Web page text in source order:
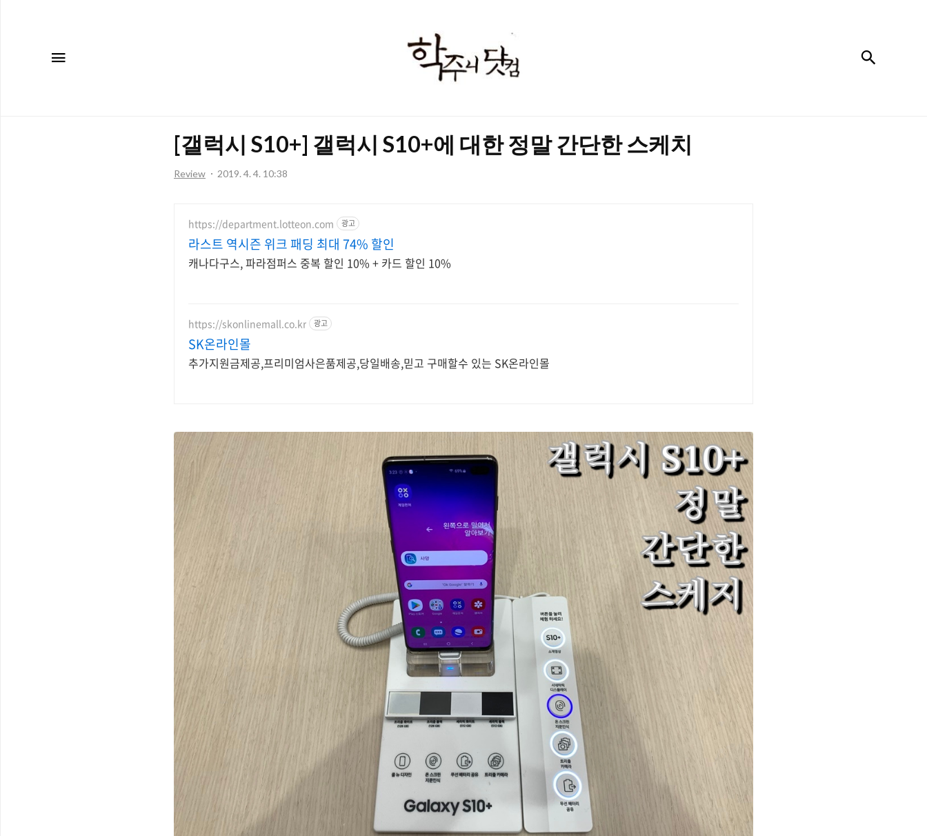
주
닷
컴
[갤럭시 S10+] 갤럭시 S10+에 대한 정말 간단한 스케치
Review 2019. 4. 4. 10:38
https://department.lotteon.com 광고
라스트 역시즌 위크 패딩 최대 74% 할인
캐나다구스, 파라점퍼스 중복 할인 10% + 카드 할인 10%
https://skonlinemall.co.kr 광고
SK온라인몰
추가지원금제공,프리미엄사은품제공,당일배송,믿고 구매할수 있는 SK온라인몰